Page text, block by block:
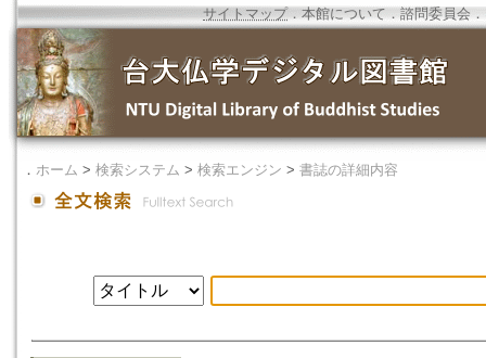
サイトマップ．本館について ． 諮問委員会 ．
． ホーム > 検索システム > 検索エンジン > 書誌の詳細内容